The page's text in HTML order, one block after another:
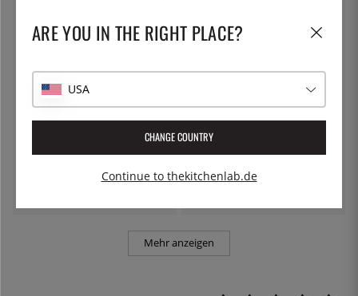
Pincet in Holz braten, b bois - de
DE BUYER
Risottoslev in Wood, b Bois - de
Buyer
Mehr anzeigen
ARE YOU IN THE RIGHT PLACE?
USA
CHANGE COUNTRY
Continue to thekitchenlab.de